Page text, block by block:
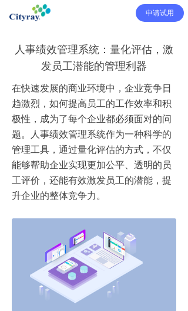
申请试用
人事绩效管理系统：量化评估，激
发员工潜能的管理利器
在快速发展的商业环境中，企业竞争日
趋激烈，如何提高员工的工作效率和积
极性，成为了每个企业都必须面对的问
题。人事绩效管理系统作为一种科学的
管理工具，通过量化评估的方式，不仅
能够帮助企业实现更加公平、透明的员
工评价，还能有效激发员工的潜能，提
升企业的整体竞争力。